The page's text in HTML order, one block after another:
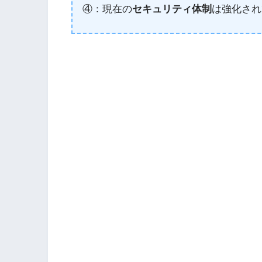
④：現在のセキュリティ体制 は強化さ